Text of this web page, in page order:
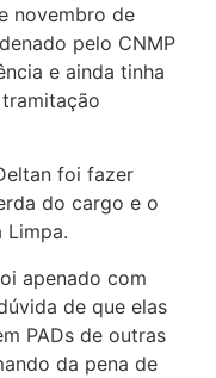
novembro de
pelo CNMP
e ainda tinha
foi fazer
do cargo e o
Limpa.
apenado com
de que elas
PADs de outras
da pena de